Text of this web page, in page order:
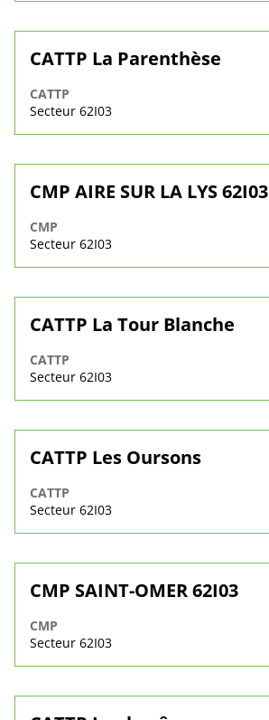
CATTP La Parenthèse
CATTP
Secteur 62I03
CMP AIRE SUR LA LYS 62I03
CMP
Secteur 62I03
CATTP La Tour Blanche
CATTP
Secteur 62I03
CATTP Les Oursons
CATTP
Secteur 62I03
CMP SAINT-OMER 62I03
CMP
Secteur 62I03